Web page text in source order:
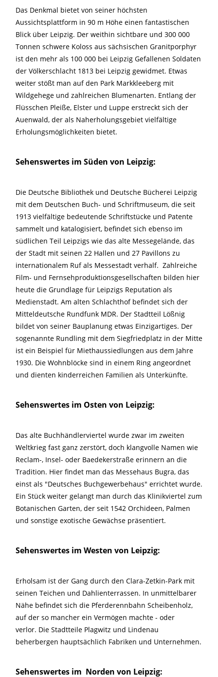
Das Denkmal bietet von seiner höchsten
Aussichtsplattform in 90 m Höhe einen fantastischen
Blick über Leipzig. Der weithin sichtbare und 300 000
Tonnen schwere Koloss aus sächsischen Granitporphyr
ist den mehr als 100 000 bei Leipzig Gefallenen Soldaten
der Völkerschlacht 1813 bei Leipzig gewidmet. Etwas
weiter stößt man auf den Park Markkleeberg mit
Wildgehege und zahlreichen Blumenarten. Entlang der
Flüsschen Pleiße, Elster und Luppe erstreckt sich der
Auenwald, der als Naherholungsgebiet vielfältige
Erholungsmöglichkeiten bietet.
Sehenswertes im Süden von Leipzig:
Die Deutsche Bibliothek und Deutsche Bücherei Leipzig
mit dem Deutschen Buch- und Schriftmuseum, die seit
1913 vielfältige bedeutende Schriftstücke und Patente
sammelt und katalogisiert, befindet sich ebenso im
südlichen Teil Leipzigs wie das alte Messegelände, das
der Stadt mit seinen 22 Hallen und 27 Pavillons zu
internationalem Ruf als Messestadt verhalf. Zahlreiche
Film- und Fernsehproduktionsgesellschaften bilden hier
heute die Grundlage für Leipzigs Reputation als
Medienstadt. Am alten Schlachthof befindet sich der
Mitteldeutsche Rundfunk MDR. Der Stadtteil Lößnig
bildet von seiner Bauplanung etwas Einzigartiges. Der
sogenannte Rundling mit dem Siegfriedplatz in der Mitte
ist ein Beispiel für Miethaussiedlungen aus dem Jahre
1930. Die Wohnblöcke sind in einem Ring angeordnet
und dienten kinderreichen Familien als Unterkünfte.
Sehenswertes im Osten von Leipzig:
Das alte Buchhändlerviertel wurde zwar im zweiten
Weltkrieg fast ganz zerstört, doch klangvolle Namen wie
Reclam-, Insel- oder Baedekerstraße erinnern an die
Tradition. Hier findet man das Messehaus Bugra, das
einst als "Deutsches Buchgewerbehaus" errichtet wurde.
Ein Stück weiter gelangt man durch das Klinikviertel zum
Botanischen Garten, der seit 1542 Orchideen, Palmen
und sonstige exotische Gewächse präsentiert.
Sehenswertes im Westen von Leipzig:
Erholsam ist der Gang durch den Clara-Zetkin-Park mit
seinen Teichen und Dahlienterrassen. In unmittelbarer
Nähe befindet sich die Pferderennbahn Scheibenholz,
auf der so mancher ein Vermögen machte - oder
verlor. Die Stadtteile Plagwitz und Lindenau
beherbergen hauptsächlich Fabriken und Unternehmen.
Sehenswertes im Norden von Leipzig: